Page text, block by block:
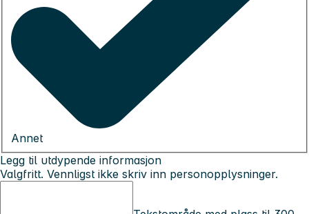
Annet
Legg til utdypende informasjon
Valgfritt. Vennligst ikke skriv inn personopplysninger.